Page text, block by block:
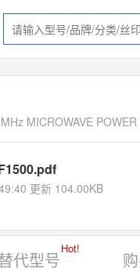
MICROWAVE
更新 104.00KB
代型号
Hot!